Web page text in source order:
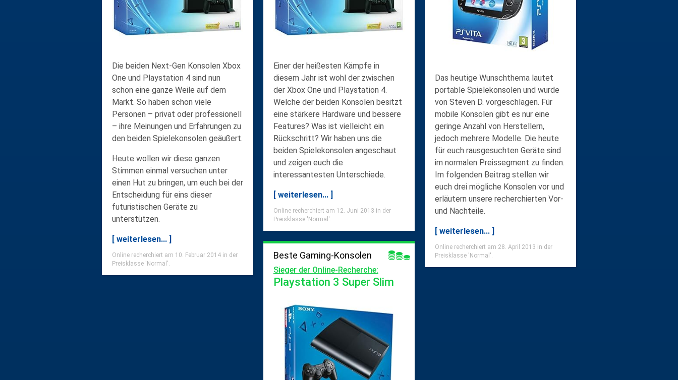
Die beiden Next-Gen Konsolen Xbox
One und Playstation 4 sind nun
schon eine ganze Weile auf dem
Markt. So haben schon viele
Personen – privat oder professionell
– ihre Meinungen und Erfahrungen zu
den beiden Spielekonsolen geäußert.
Heute wollen wir diese ganzen
Stimmen einmal versuchen unter
einen Hut zu bringen, um euch bei der
Entscheidung für eins dieser
futuristischen Geräte zu
unterstützen.
[ weiterlesen... ]
Online recherchiert am 10. Februar 2014 in der
Preisklasse 'Normal'.
Einer der heißesten Kämpfe in
diesem Jahr ist wohl der zwischen
der Xbox One und Playstation 4.
Welche der beiden Konsolen besitzt
eine stärkere Hardware und bessere
Features? Was ist vielleicht ein
Rückschritt? Wir haben uns die
beiden Spielekonsolen angeschaut
und zeigen euch die
interessantesten Unterschiede.
[ weiterlesen... ]
Online recherchiert am 12. Juni 2013 in der
Preisklasse 'Normal'.
Das heutige Wunschthema lautet
portable Spielekonsolen und wurde
von Steven D. vorgeschlagen. Für
mobile Konsolen gibt es nur eine
geringe Anzahl von Herstellern,
jedoch mehrere Modelle. Die heute
für euch rausgesuchten Geräte sind
im normalen Preissegment zu finden.
Im folgenden Beitrag stellen wir
euch drei mögliche Konsolen vor und
erläutern unsere recherchierten Vor-
und Nachteile.
[ weiterlesen... ]
Online recherchiert am 28. April 2013 in der
Preisklasse 'Normal'.
Beste Gaming-Konsolen
Sieger der Online-Recherche:
Playstation 3 Super Slim